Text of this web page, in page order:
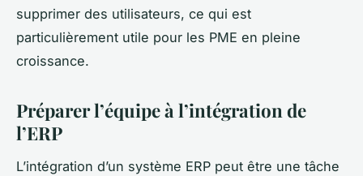
supprimer des utilisateurs, ce qui est
particulièrement utile pour les PME en pleine
croissance.
Préparer l’équipe à l’intégration de
l’ERP
L’intégration d’un système ERP peut être une tâche